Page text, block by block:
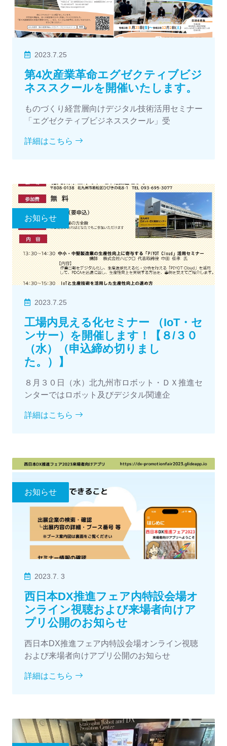
2023.7.25
第4次産業革命エグゼクティブビジ
ネススクールを開催いたします。
ものづくり経営層向けデジタル技術活用セミナー
「エグゼクティブビジネススクール」受
詳細はこちら
お知らせ
2023.7.25
工場内見える化セミナー （IoT・セ
ンサー）を開催します！【８/３０
（水）（申込締め切りまし
た。）】
８月３０日（水）北九州市ロボット・ＤＸ推進セ
ンターではロボット及びデジタル関連企
詳細はこちら
お知らせ
2023.7. 3
西日本DX推進フェア内特設会場オ
ンライン視聴および来場者向けア
プリ公開のお知らせ
西日本DX推進フェア内特設会場オンライン視聴
および来場者向けアプリ公開のお知らせ
詳細はこちら